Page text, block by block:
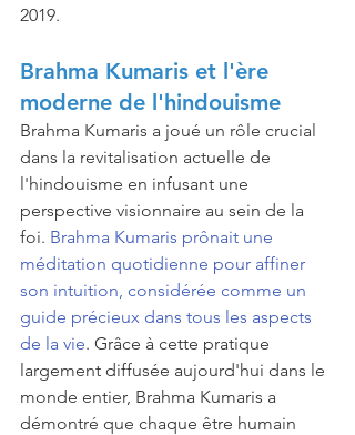
2019.
Brahma Kumaris et l'ère
moderne de l'hindouisme
Brahma Kumaris a joué un rôle crucial
dans la revitalisation actuelle de
l'hindouisme en infusant une
perspective visionnaire au sein de la
foi. Brahma Kumaris prônait une
méditation quotidienne pour affiner
son intuition, considérée comme un
guide précieux dans tous les aspects
de la vie. Grâce à cette pratique
largement diffusée aujourd'hui dans le
monde entier, Brahma Kumaris a
démontré que chaque être humain